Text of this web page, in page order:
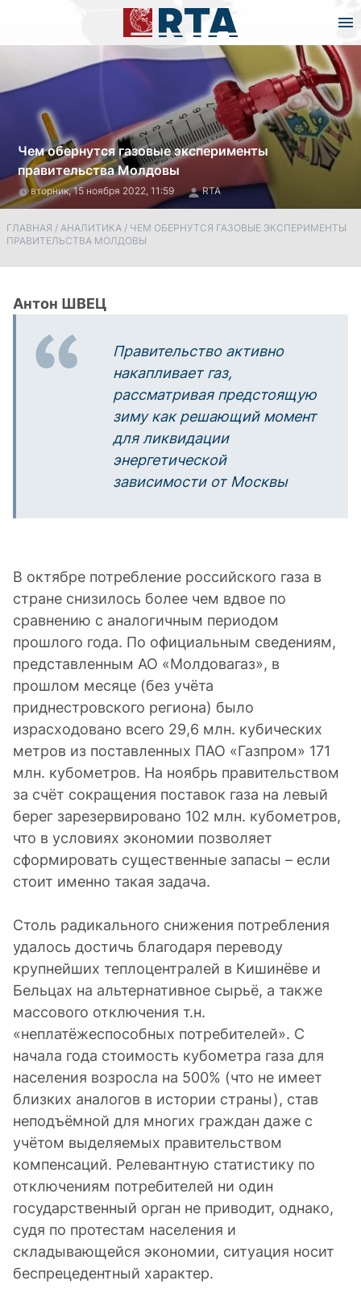
Чем обернутся газовые эксперименты
правительства Молдовы
вторник, 15 ноября 2022, 11:59 RTA
ГЛАВНАЯ / АНАЛИТИКА / ЧЕМ ОБЕРНУТСЯ ГАЗОВЫЕ ЭКСПЕРИМЕНТЫ
ПРАВИТЕЛЬСТВА МОЛДОВЫ
Антон ШВЕЦ
Правительство активно
накапливает газ,
рассматривая предстоящую
зиму как решающий момент
для ликвидации
энергетической
зависимости от Москвы
В октябре потребление российского газа в
стране снизилось более чем вдвое по
сравнению с аналогичным периодом
прошлого года. По официальным сведениям,
представленным АО «Молдовагаз», в
прошлом месяце (без учёта
приднестровского региона) было
израсходовано всего 29,6 млн. кубических
метров из поставленных ПАО «Газпром» 171
млн. кубометров. На ноябрь правительством
за счёт сокращения поставок газа на левый
берег зарезервировано 102 млн. кубометров,
что в условиях экономии позволяет
сформировать существенные запасы – если
стоит именно такая задача.
Столь радикального снижения потребления
удалось достичь благодаря переводу
крупнейших теплоцентралей в Кишинёве и
Бельцах на альтернативное сырьё, а также
массового отключения т.н.
«неплатёжеспособных потребителей». С
начала года стоимость кубометра газа для
населения возросла на 500% (что не имеет
близких аналогов в истории страны), став
неподъёмной для многих граждан даже с
учётом выделяемых правительством
компенсаций. Релевантную статистику по
отключениям потребителей ни один
государственный орган не приводит, однако,
судя по протестам населения и
складывающейся экономии, ситуация носит
беспрецедентный характер.